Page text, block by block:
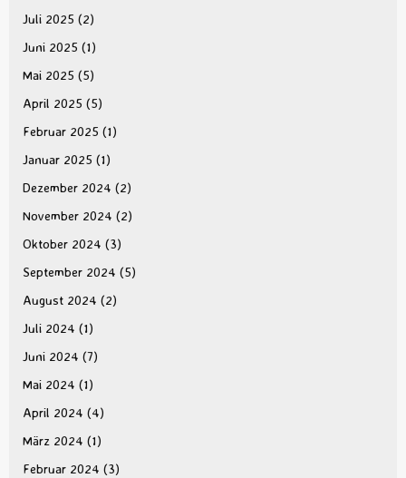
Juli 2025 (2)
Juni 2025 (1)
Mai 2025 (5)
April 2025 (5)
Februar 2025 (1)
Januar 2025 (1)
Dezember 2024 (2)
November 2024 (2)
Oktober 2024 (3)
September 2024 (5)
August 2024 (2)
Juli 2024 (1)
Juni 2024 (7)
Mai 2024 (1)
April 2024 (4)
März 2024 (1)
Februar 2024 (3)